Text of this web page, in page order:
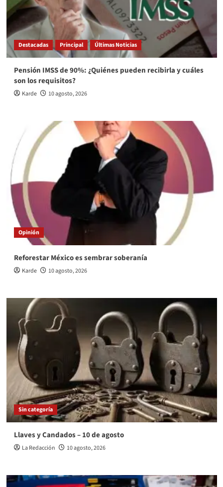
Destacadas Principal Últimas Noticias
Pensión IMSS de 90%: ¿Quiénes pueden recibirla y cuáles
son los requisitos?
Karde 10 agosto, 2026
Opinión
Reforestar México es sembrar soberanía
Karde 10 agosto, 2026
Sin categoría
Llaves y Candados – 10 de agosto
La Redacción 10 agosto, 2026